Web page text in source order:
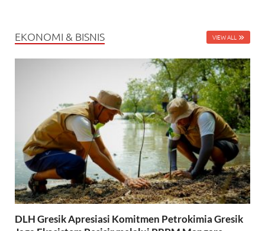
EKONOMI & BISNIS VIEW ALL
DLH Gresik Apresiasi Komitmen Petrokimia Gresik